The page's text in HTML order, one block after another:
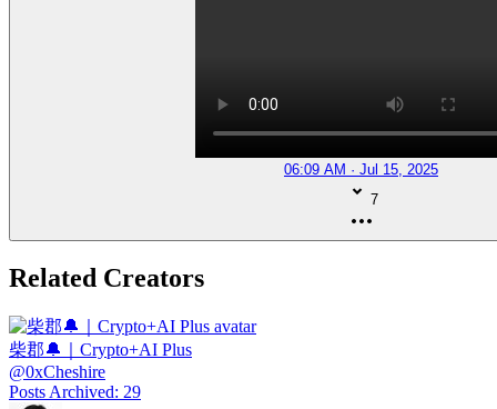
06:09 AM · Jul 15, 2025
7
Related Creators
柴郡🔔｜Crypto+AI Plus
@0xCheshire
Posts Archived: 29